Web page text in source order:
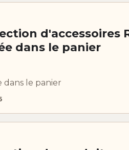
d'accessoires
dans le panier
le panier